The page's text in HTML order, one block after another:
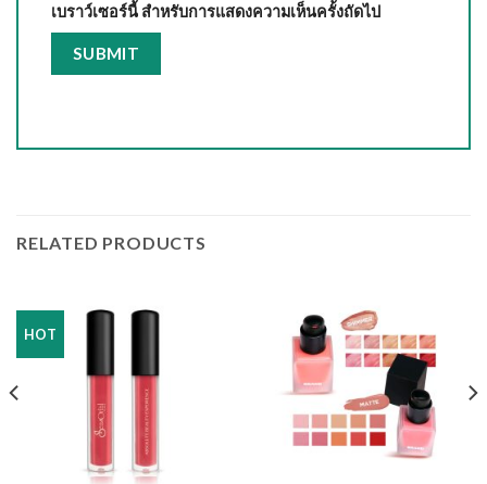
เบราว์เซอร์นี้ สำหรับการแสดงความเห็นครั้งถัดไป
RELATED PRODUCTS
HOT